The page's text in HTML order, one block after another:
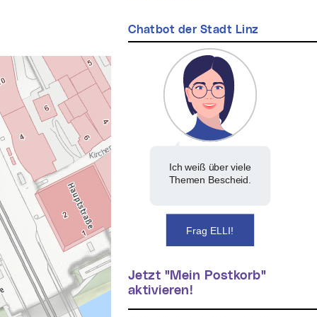
Chatbot der Stadt Linz
Ich weiß über viele
Themen Bescheid.
Frag ELLI!
Jetzt "Mein Postkorb"
aktivieren!